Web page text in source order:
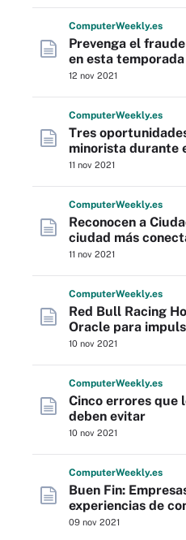
ComputerWeekly.es
Prevenga el
en esta
12 nov 2021
ComputerWeekly.es
Tres
minorista durante
11 nov 2021
ComputerWeekly.es
Reconocen a
ciudad más
11 nov 2021
ComputerWeekly.es
Red Bull Racing
Oracle para
10 nov 2021
ComputerWeekly.es
Cinco errores que
deben evitar
10 nov 2021
ComputerWeekly.es
Buen Fin:
experiencias de
09 nov 2021